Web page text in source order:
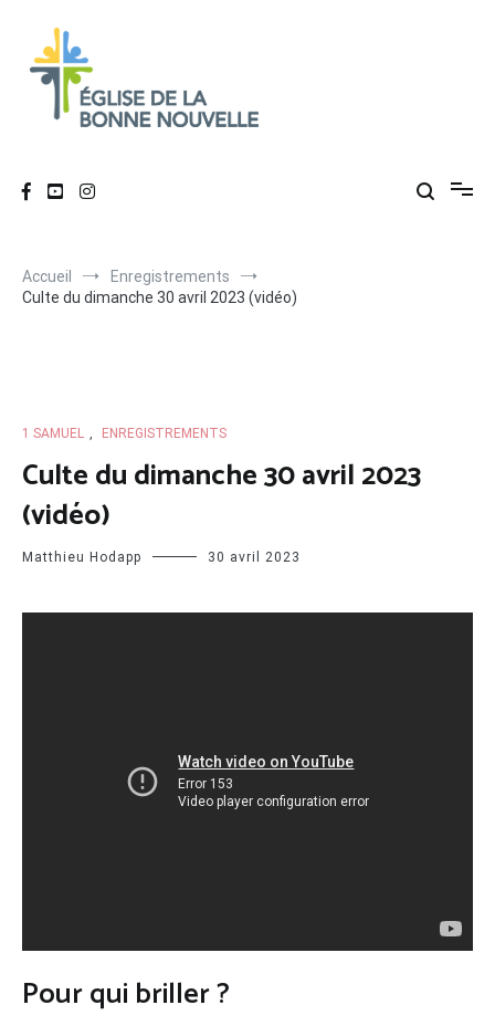
contenu
Accueil
Enregistrements
Culte du dimanche 30 avril 2023 (vidéo)
1 SAMUEL , ENREGISTREMENTS
Culte du dimanche 30 avril 2023
(vidéo)
Matthieu Hodapp 30 avril 2023
Pour qui briller ?